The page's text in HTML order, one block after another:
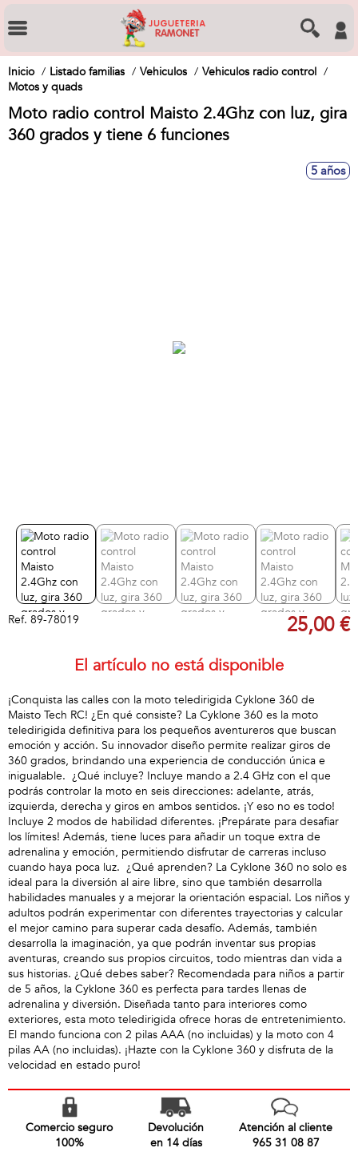
Inicio Listado familias Vehiculos
Vehiculos radio control
Motos y quads
Moto radio control Maisto 2.4Ghz con luz, gira
360 grados y tiene 6 funciones
5 años
Ref. 89-78019 25,00 €
El artículo no está disponible
¡Conquista las calles con la moto teledirigida Cyklone 360 de
Maisto Tech RC! ¿En qué consiste? La Cyklone 360 es la moto
teledirigida definitiva para los pequeños aventureros que buscan
emoción y acción. Su innovador diseño permite realizar giros de
360 grados, brindando una experiencia de conducción única e
inigualable. ¿Qué incluye? Incluye mando a 2.4 GHz con el que
podrás controlar la moto en seis direcciones: adelante, atrás,
izquierda, derecha y giros en ambos sentidos. ¡Y eso no es todo!
Incluye 2 modos de habilidad diferentes. ¡Prepárate para desafiar
los límites! Además, tiene luces para añadir un toque extra de
adrenalina y emoción, permitiendo disfrutar de carreras incluso
cuando haya poca luz. ¿Qué aprenden? La Cyklone 360 no solo es
ideal para la diversión al aire libre, sino que también desarrolla
habilidades manuales y a mejorar la orientación espacial. Los niños y
adultos podrán experimentar con diferentes trayectorias y calcular
el mejor camino para superar cada desafío. Además, también
desarrolla la imaginación, ya que podrán inventar sus propias
aventuras, creando sus propios circuitos, todo mientras dan vida a
sus historias. ¿Qué debes saber? Recomendada para niños a partir
de 5 años, la Cyklone 360 es perfecta para tardes llenas de
adrenalina y diversión. Diseñada tanto para interiores como
exteriores, esta moto teledirigida ofrece horas de entretenimiento.
El mando funciona con 2 pilas AAA (no incluidas) y la moto con 4
pilas AA (no incluidas). ¡Hazte con la Cyklone 360 y disfruta de la
velocidad en estado puro!
Comercio seguro
100%
Devolución
en 14 días
Atención al cliente
965 31 08 87